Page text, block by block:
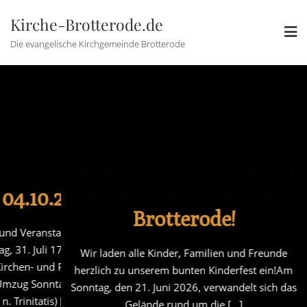
content
Kirche-Brotterode.de
Die evangelische Kirchgemeinde Brotterode
Kirche
Juli 17.00 Uhr Kirmes-
und Posaunenchor und
Sonntag, 09. August (10.
[...]
Brotterode!
Wir laden alle Kinder, Familien und Freunde
herzlich zu unserem bunten Kinderfest ein!Am
Sonntag, den 21. Juni 2026, verwandelt sich das
Gelände rund um die [...]
Brotterode
Gottesdienst mit
anschließendem